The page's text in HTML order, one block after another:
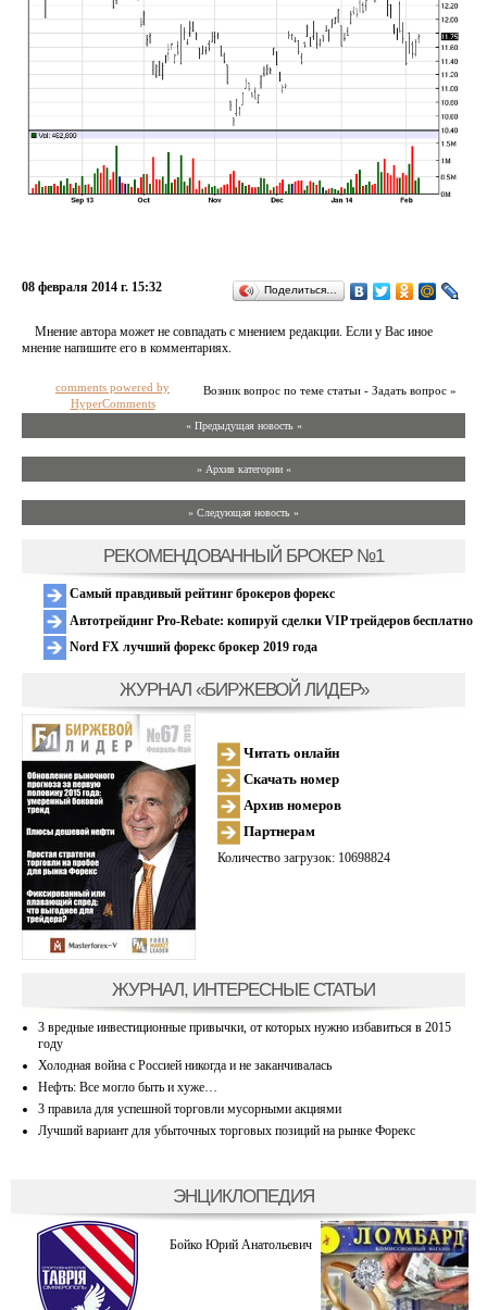
08 февраля 2014 г. 15:32 Поделиться…
Мнение автора может не совпадать с мнением редакции. Если у Вас иное
мнение напишите его в комментариях.
Возник вопрос по теме статьи - Задать вопрос »
comments powered by
HyperComments
« Предыдущая новость «
» Архив категории «
» Следующая новость »
РЕКОМЕНДОВАННЫЙ БРОКЕР №1
Самый правдивый рейтинг брокеров форекс
Автотрейдинг Pro-Rebate: копируй сделки VIP трейдеров бесплатно
Nord FX лучший форекс брокер 2019 года
ЖУРНАЛ «БИРЖЕВОЙ ЛИДЕР»
Читать онлайн
Скачать номер
Архив номеров
Партнерам
Количество загрузок: 10698824
ЖУРНАЛ, ИНТЕРЕСНЫЕ СТАТЬИ
3 вредные инвестиционные привычки, от которых нужно избавиться в 2015
году
Холодная война с Россией никогда и не заканчивалась
Нефть: Все могло быть и хуже…
3 правила для успешной торговли мусорными акциями
Лучший вариант для убыточных торговых позиций на рынке Форекс
ЭНЦИКЛОПЕДИЯ
Бойко Юрий Анатольевич